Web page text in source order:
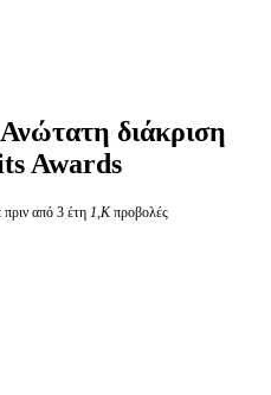
διάκριση
Awards
πριν από 3 έτη 1,Kπροβολές